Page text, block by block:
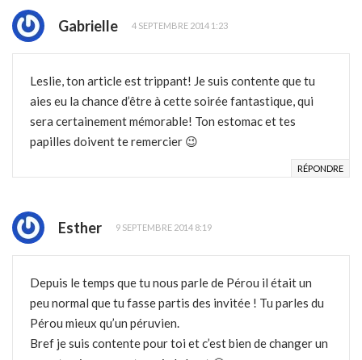
Gabrielle 4 SEPTEMBRE 2014 1:23
Leslie, ton article est trippant! Je suis contente que tu
aies eu la chance d’être à cette soirée fantastique, qui
sera certainement mémorable! Ton estomac et tes
papilles doivent te remercier 😉
RÉPONDRE
Esther 9 SEPTEMBRE 2014 8:19
Depuis le temps que tu nous parle de Pérou il était un
peu normal que tu fasse partis des invitée ! Tu parles du
Pérou mieux qu’un péruvien.
Bref je suis contente pour toi et c’est bien de changer un